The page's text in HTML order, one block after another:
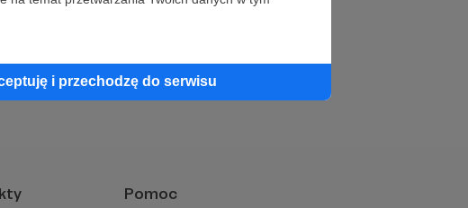
i przechodzę do serwisu
Pomoc